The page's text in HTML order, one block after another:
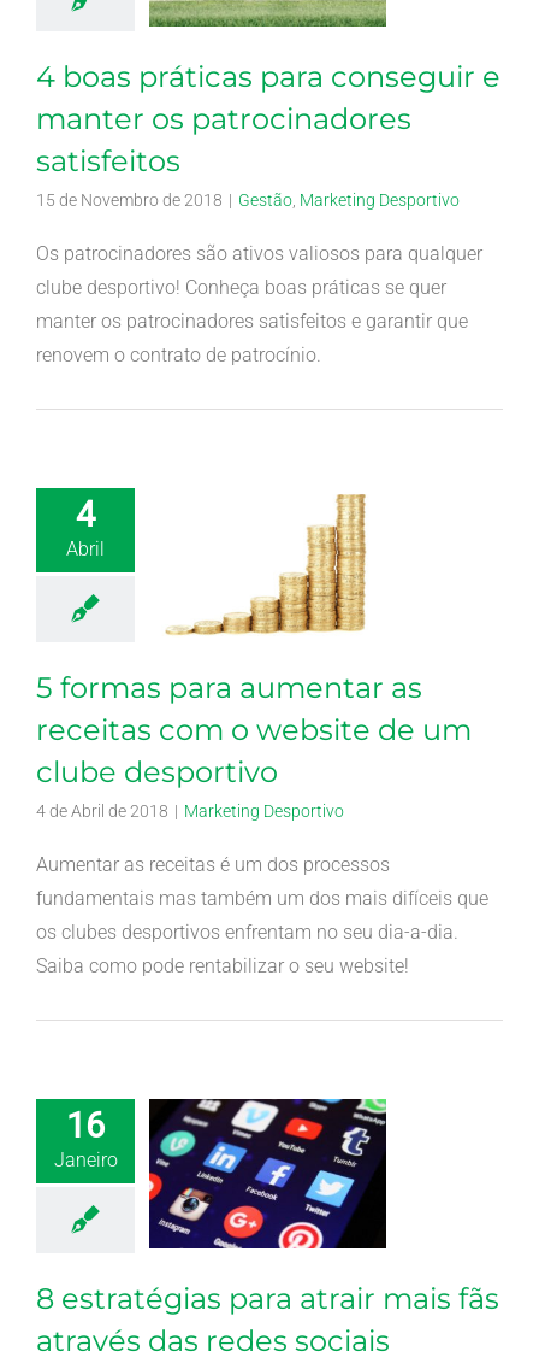
4 boas práticas para conseguir e
manter os patrocinadores
satisfeitos
15 de Novembro de 2018 | Gestão Marketing Desportivo
Os patrocinadores são ativos valiosos para qualquer
clube desportivo! Conheça boas práticas se quer
manter os patrocinadores satisfeitos e garantir que
renovem o contrato de patrocínio.
4
Abril
5 formas para aumentar as
receitas com o website de um
clube desportivo
4 de Abril de 2018 | Marketing Desportivo
Aumentar as receitas é um dos processos
fundamentais mas também um dos mais difíceis que
os clubes desportivos enfrentam no seu dia-a-dia.
Saiba como pode rentabilizar o seu website!
16
Janeiro
8 estratégias para atrair mais fãs
através das redes sociais